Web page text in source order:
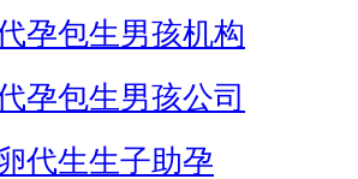
孕包生男孩机构
孕包生男孩公司
代生生子助孕